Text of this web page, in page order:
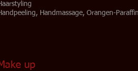
Handmassage, Orangen-
up